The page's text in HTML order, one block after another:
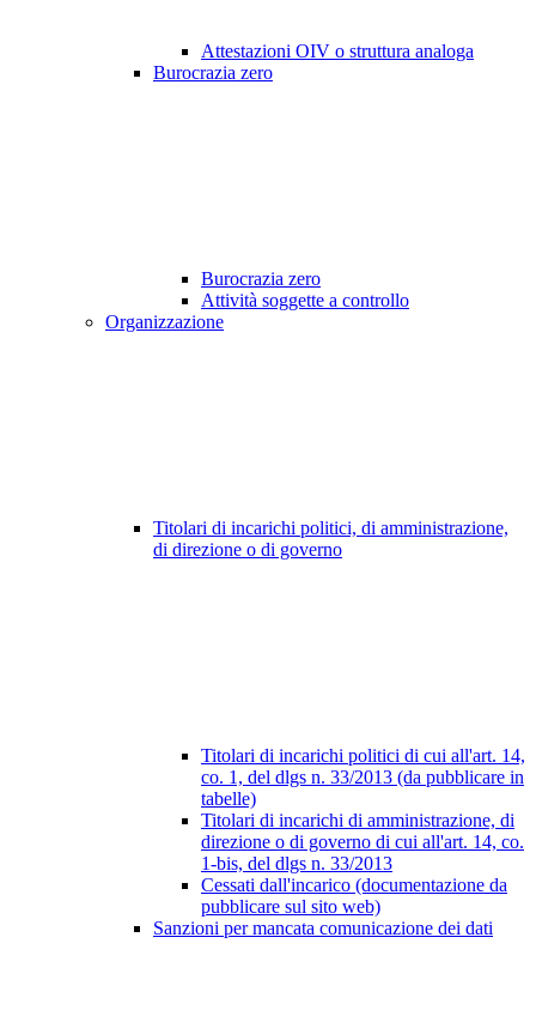
Attestazioni OIV o struttura analoga
Burocrazia zero
Burocrazia zero
Attività soggette a controllo
Organizzazione
Titolari di incarichi politici, di amministrazione,
di direzione o di governo
Titolari di incarichi politici di cui all'art. 14,
co. 1, del dlgs n. 33/2013 (da pubblicare in
tabelle)
Titolari di incarichi di amministrazione, di
direzione o di governo di cui all'art. 14, co.
1-bis, del dlgs n. 33/2013
Cessati dall'incarico (documentazione da
pubblicare sul sito web)
Sanzioni per mancata comunicazione dei dati